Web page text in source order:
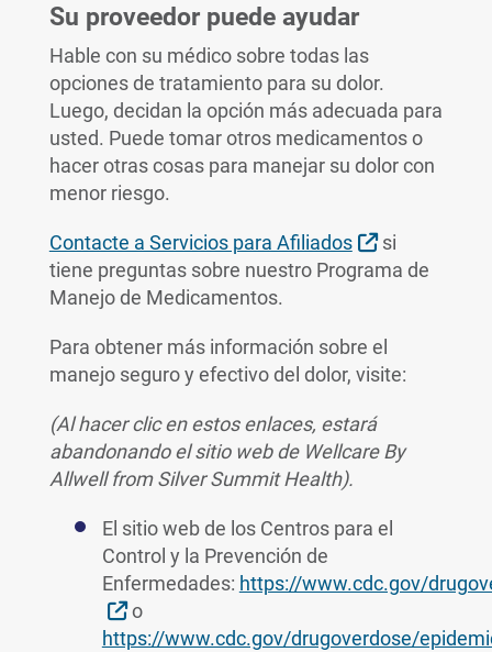
Su proveedor puede ayudar
Hable con su médico sobre todas las
opciones de tratamiento para su dolor.
Luego, decidan la opción más adecuada para
usted. Puede tomar otros medicamentos o
hacer otras cosas para manejar su dolor con
menor riesgo.
Contacte a Servicios para Afiliados Sitio Externo
si
tiene preguntas sobre nuestro Programa de
Manejo de Medicamentos.
Para obtener más información sobre el
manejo seguro y efectivo del dolor, visite:
(Al hacer clic en estos enlaces, estará
abandonando el sitio web de Wellcare By
Allwell from Silver Summit Health).
El sitio web de los Centros para el
Control y la Prevención de
Enfermedades: https://www.cdc.gov/
Sitio Externo
o
https://www.cdc.gov/drugoverdose/